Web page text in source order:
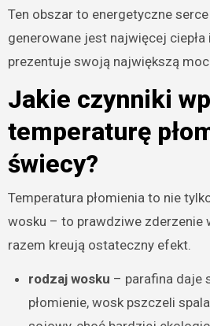
Ten obszar to energetyczne
generowane jest najwięcej ciepła
prezentuje swoją największą
Jakie czynniki
temperaturę
świecy?
Temperatura płomienia to nie
wosku – to prawdziwe zderzenie
razem kreują ostateczny efekt.
rodzaj wosku – parafina daje
płomienie, wosk pszczeli